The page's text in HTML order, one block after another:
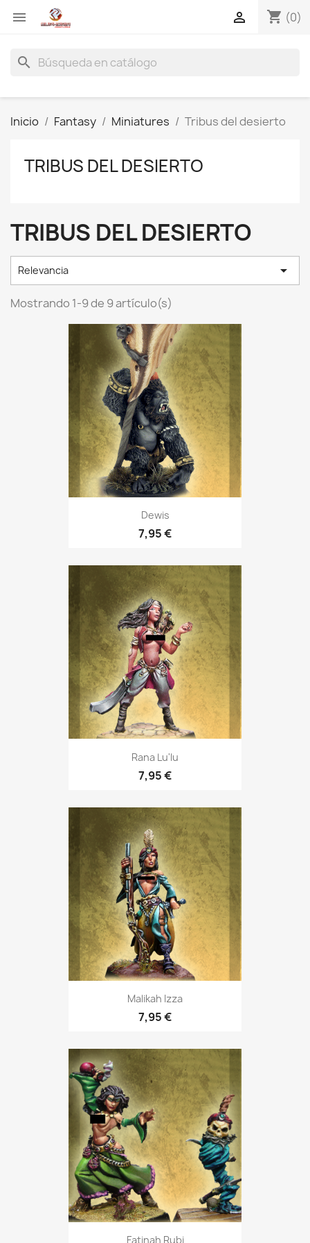
 shopping_cart (0)

search
Inicio Fantasy Miniatures Tribus del desierto
TRIBUS DEL DESIERTO
TRIBUS DEL DESIERTO
Relevancia 
Mostrando 1-9 de 9 artículo(s)
Dewis
7,95 €
Rana Lu'lu
7,95 €
Malikah Izza
7,95 €
Fatinah Rubi